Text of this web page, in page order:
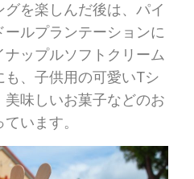
を楽しんだ後は、パイ
ルプランテーションに
ップルソフトクリーム
、子供用の可愛いTシ
美味しいお菓子などのお
います。